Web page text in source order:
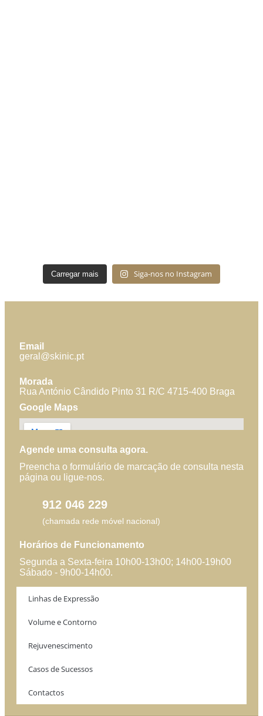
Carregar mais Siga-nos no Instagram
Email
geral@skinic.pt
Morada
Rua António Cândido Pinto 31 R/C 4715-400 Braga
Google Maps
Agende uma consulta agora.
Preencha o formulário de marcação de consulta nesta
página ou ligue-nos.
912 046 229
(chamada rede móvel nacional)
Horários de Funcionamento
Segunda a Sexta-feira 10h00-13h00; 14h00-19h00
Sábado - 9h00-14h00.
Linhas de Expressão
Volume e Contorno
Rejuvenescimento
Casos de Sucessos
Contactos